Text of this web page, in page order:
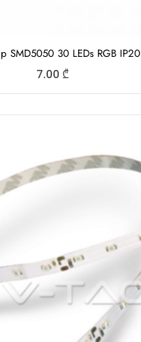
SMD5050 30 LEDs RGB IP20
7.00 ₾